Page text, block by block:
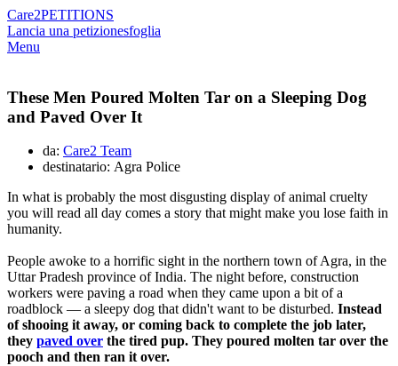
Care2PETITIONS
Lancia una petizionesfoglia
Menu
These Men Poured Molten Tar on a Sleeping Dog
and Paved Over It
da: Care2 Team
destinatario: Agra Police
In what is probably the most disgusting display of animal cruelty
you will read all day comes a story that might make you lose faith in
humanity.
People awoke to a horrific sight in the northern town of Agra, in the
Uttar Pradesh province of India. The night before, construction
workers were paving a road when they came upon a bit of a
roadblock — a sleepy dog that didn't want to be disturbed. Instead
of shooing it away, or coming back to complete the job later,
they paved over the tired pup. They poured molten tar over the
pooch and then ran it over.